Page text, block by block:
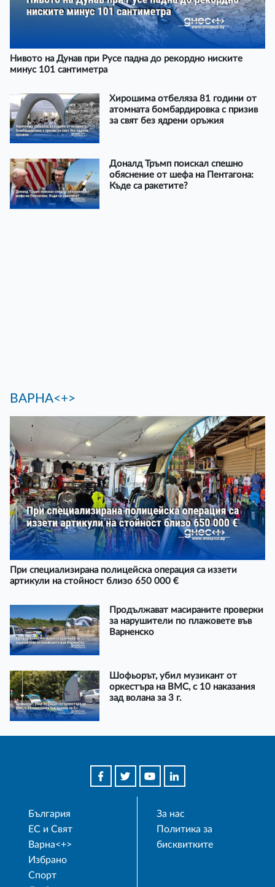
Нивото на Дунав при Русе падна до рекордно ниските
минус 101 сантиметра
Хирошима отбеляза 81 години от
атомната бомбардировка с призив
за свят без ядрени оръжия
Доналд Тръмп поискал спешно
обяснение от шефа на Пентагона:
Къде са ракетите?
ВАРНА<+>
При специализирана полицейска операция са иззети
артикули на стойност близо 650 000 €
Продължават масираните проверки
за нарушители по плажовете във
Варненско
Шофьорът, убил музикант от
оркестъра на ВМС, с 10 наказания
зад волана за 3 г.
България
ЕС и Свят
Варна<+>
Избрано
Спорт
За нас
Политика за
бисквитките